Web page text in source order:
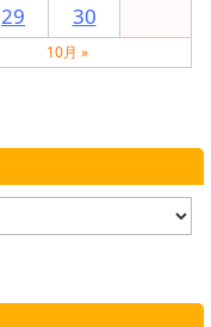
29 30
10月 »